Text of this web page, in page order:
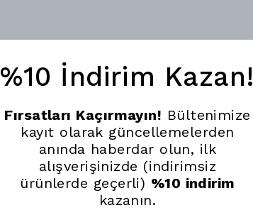
%10 İndirim Kazan!
Fırsatları Kaçırmayın! Bültenimize
kayıt olarak güncellemelerden
anında haberdar olun, ilk
alışverişinizde (indirimsiz
ürünlerde geçerli) %10 indirim
kazanın.